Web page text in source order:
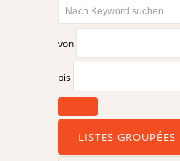
Nach
Keyword
suchen
von
bis
LISTES GROUPÉES